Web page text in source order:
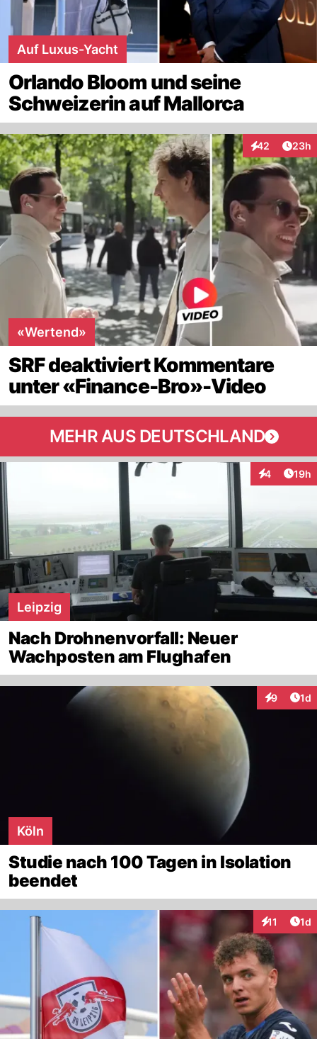
Auf Luxus-Yacht
Orlando Bloom und seine
Schweizerin auf Mallorca
42
Interaktionen
23h
«Wertend»
SRF deaktiviert Kommentare
unter «Finance-Bro»-Video
MEHR AUS DEUTSCHLAND
4
Interaktionen
19h
Leipzig
Nach Drohnenvorfall: Neuer
Wachposten am Flughafen
9 1d
Köln
Studie nach 100 Tagen in Isolation
beendet
11 1d